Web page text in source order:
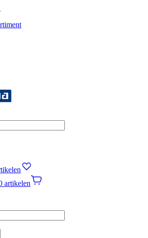
artikelen